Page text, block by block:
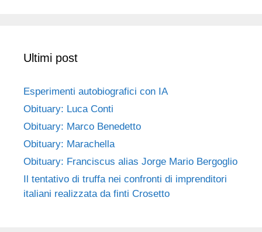
Ultimi post
Esperimenti autobiografici con IA
Obituary: Luca Conti
Obituary: Marco Benedetto
Obituary: Marachella
Obituary: Franciscus alias Jorge Mario Bergoglio
Il tentativo di truffa nei confronti di imprenditori
italiani realizzata da finti Crosetto